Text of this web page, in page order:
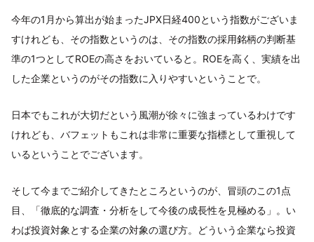
今年の1月から算出が始まったJPX日経400という指数がございま
すけれども、その指数というのは、その指数の採用銘柄の判断基
準の1つとしてROEの高さをおいていると。ROEを高く、実績を出
した企業というのがその指数に入りやすいということで。
日本でもこれが大切だという風潮が徐々に強まっているわけです
けれども、バフェットもこれは非常に重要な指標として重視して
いるということでございます。
そして今までご紹介してきたところというのが、冒頭のこの1点
目、「徹底的な調査・分析をして今後の成長性を見極める」。い
わば投資対象とする企業の対象の選び方。どういう企業なら投資